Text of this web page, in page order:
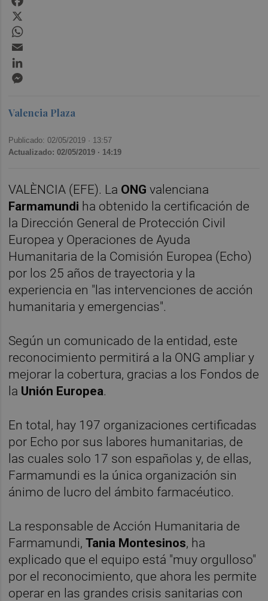
Valencia Plaza
Publicado: 02/05/2019 · 13:57
Actualizado: 02/05/2019 · 14:19
VALÈNCIA (EFE). La ONG valenciana
Farmamundi ha obtenido la certificación de
la Dirección General de Protección Civil
Europea y Operaciones de Ayuda
Humanitaria de la Comisión Europea (Echo)
por los 25 años de trayectoria y la
experiencia en "las intervenciones de acción
humanitaria y emergencias".
Según un comunicado de la entidad, este
reconocimiento permitirá a la ONG ampliar y
mejorar la cobertura, gracias a los Fondos de
la Unión Europea.
En total, hay 197 organizaciones certificadas
por Echo por sus labores humanitarias, de
las cuales solo 17 son españolas y, de ellas,
Farmamundi es la única organización sin
ánimo de lucro del ámbito farmacéutico.
La responsable de Acción Humanitaria de
Farmamundi,Tania Montesinos, ha
explicado que el equipo está "muy orgulloso"
por el reconocimiento, que ahora les permite
operar en las grandes crisis sanitarias con